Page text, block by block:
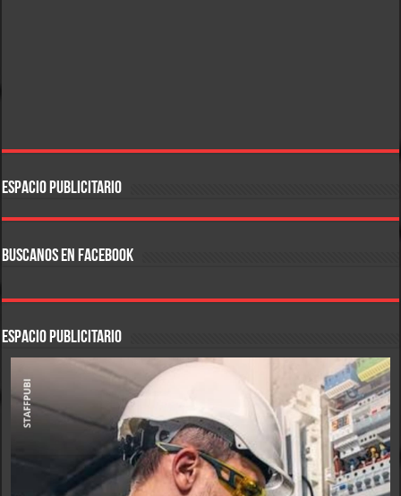
ESPACIO PUBLICITARIO
BUSCANOS EN FACEBOOK
ESPACIO PUBLICITARIO